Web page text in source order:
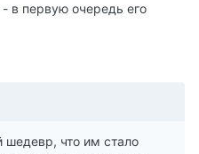
- в первую очередь его
шедевр, что им стало